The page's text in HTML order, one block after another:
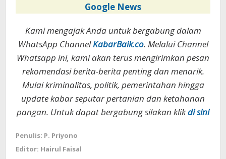
Google News
Kami mengajak Anda untuk bergabung dalam
WhatsApp ChannelKabarBaik.co. Melalui Channel
Whatsapp ini, kami akan terus mengirimkan pesan
rekomendasi berita-berita penting dan menarik.
Mulai kriminalitas, politik, pemerintahan hingga
update kabar seputar pertanian dan ketahanan
pangan. Untuk dapat bergabung silakan klikdi sini
Penulis: P. Priyono
Editor: Hairul Faisal